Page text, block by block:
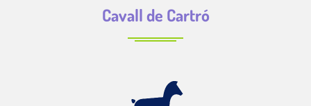
Cavall de Cartró